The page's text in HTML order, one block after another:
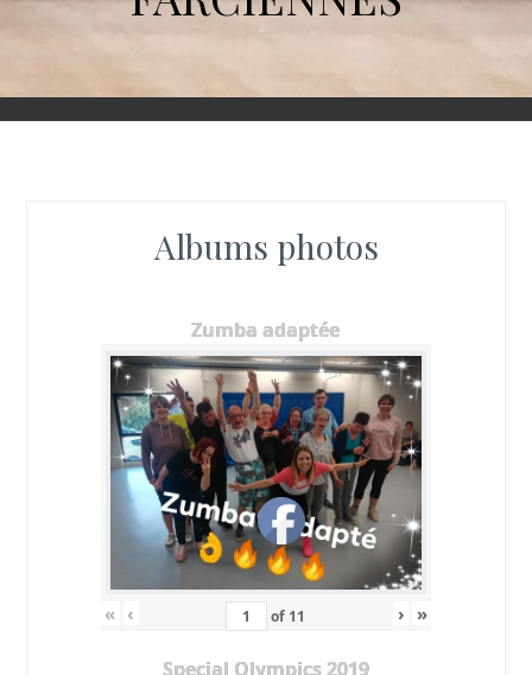
Albums photos
Zumba adaptée
« ‹ of 11 › »
Special Olympics 2019